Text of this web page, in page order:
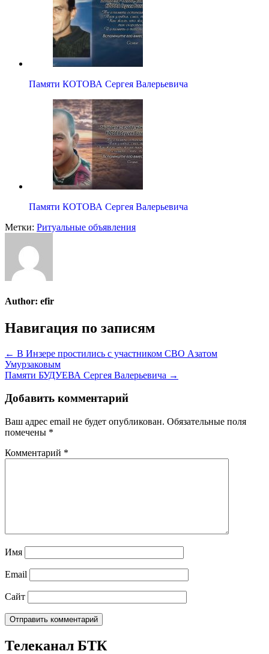
Памяти КОТОВА Сергея Валерьевича
Памяти КОТОВА Сергея Валерьевича
Метки: Ритуальные объявления
Author: efir
Навигация по записям
← В Инзере простились с участником СВО Азатом
Умурзаковым
Памяти БУДУЕВА Сергея Валерьевича →
Добавить комментарий
Ваш адрес email не будет опубликован. Обязательные поля
помечены *
Комментарий *
Имя
Email
Сайт
Телеканал БТК